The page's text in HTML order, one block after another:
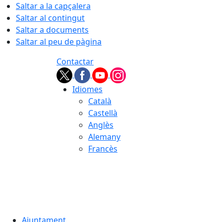
Saltar a la capçalera
Saltar al contingut
Saltar a documents
Saltar al peu de pàgina
Contactar
Idiomes
Català
Castellà
Anglès
Alemany
Francès